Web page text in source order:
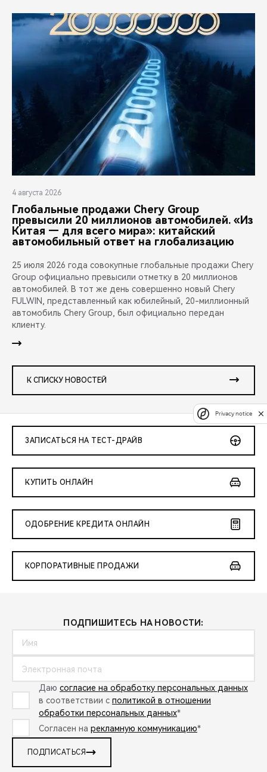
4 августа 2026
Глобальные продажи Chery Group
превысили 20 миллионов автомобилей. «Из
Китая — для всего мира»: китайский
автомобильный ответ на глобализацию
25 июля 2026 года совокупные глобальные продажи Chery
Group официально превысили отметку в 20 миллионов
автомобилей. В тот же день совершенно новый Chery
FULWIN, представленный как юбилейный, 20-миллионный
автомобиль Chery Group, был официально передан
клиенту.
К СПИСКУ НОВОСТЕЙ
ЗАПИСАТЬСЯ НА ТЕСТ-ДРАЙВ
КУПИТЬ ОНЛАЙН
ОДОБРЕНИЕ КРЕДИТА ОНЛАЙН
КОРПОРАТИВНЫЕ ПРОДАЖИ
ПОДПИШИТЕСЬ НА НОВОСТИ:
Даю согласие на обработку персональных данных
в соответствии с политикой в отношении
обработки персональных данных*
Согласен на рекламную коммуникацию*
ПОДПИСАТЬСЯ
Privacy notice